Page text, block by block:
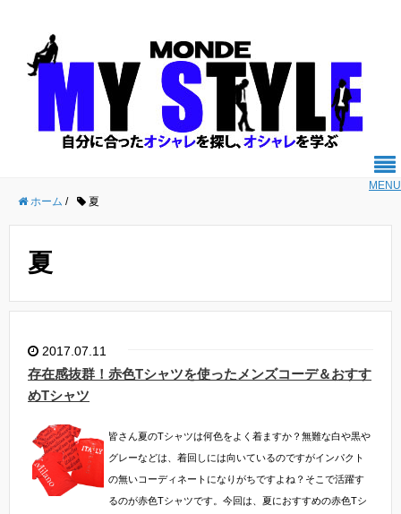
MENU
ホーム / 夏
夏
2017.07.11
存在感抜群！赤色Tシャツを使ったメンズコーデ＆おすす
めTシャツ
皆さん夏のTシャツは何色をよく着ますか？無難な白や黒や
グレーなどは、着回しには向いているのですがインパクト
の無いコーディネートになりがちですよね？そこで活躍す
るのが赤色Tシャツです。今回は、夏におすすめの赤色Tシ